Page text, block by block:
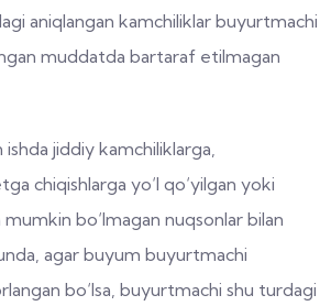
aniqlangan kamchiliklar buyurtmachi
muddatda bartaraf etilmagan
jiddiy kamchiliklarga,
chiqishlarga yo‘l qo‘yilgan yoki
bo‘lmagan nuqsonlar bilan
agar buyum buyurtmachi
bo‘lsa, buyurtmachi shu turdagi